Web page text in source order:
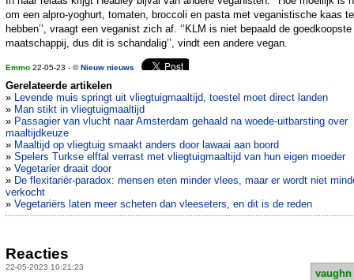
om een alpro-yoghurt, tomaten, broccoli en pasta met veganistische kaas te
hebben’’, vraagt een veganist zich af. ‘’KLM is niet bepaald de goedkoopste
maatschappij, dus dit is schandalig’’, vindt een andere vegan.
Emmo 22-05-23 - ©Nieuw nieuws
Gerelateerde artikelen
» Levende muis springt uit vliegtuigmaaltijd, toestel moet direct landen
» Man stikt in vliegtuigmaaltijd
» Passagier van vlucht naar Amsterdam gehaald na woede-uitbarsting over
maaltijdkeuze
» Maaltijd op vliegtuig smaakt anders door lawaai aan boord
» Spelers Turkse elftal verrast met vliegtuigmaaltijd van hun eigen moeder
» Vegetarier draait door
» De flexitariër-paradox: mensen eten minder vlees, maar er wordt niet
verkocht
» Vegetariërs laten meer scheten dan vleeseters, en dit is de reden
Reacties
22-05-2023 10:21:23
vaughn